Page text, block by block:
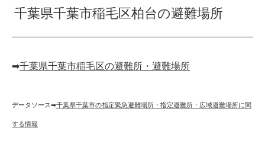
千葉県千葉市稲毛区柏台の避難場所
➡︎千葉県千葉市稲毛区の避難所・避難場所
データソース➡︎千葉県千葉市の指定緊急避難場所・指定避難所・広域避難場所に関
する情報